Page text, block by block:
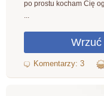
po prostu kocham Cię
...